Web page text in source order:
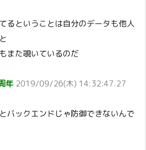
るということは自分のデータも他人
また覗いているのだ
年 2019/09/26(木) 14:32:47.27
バックエンドじゃ防御できないんで